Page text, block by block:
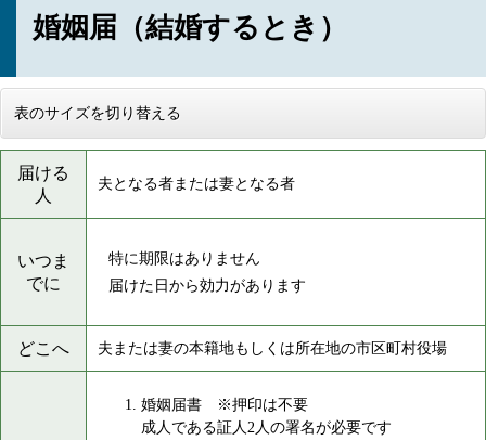
婚姻届（結婚するとき）
表のサイズを切り替える
届ける
人
夫となる者または妻となる者
いつま
でに
特に期限はありません
届けた日から効力があります
どこへ 夫または妻の本籍地もしくは所在地の市区町村役場
婚姻届書 ※押印は不要
成人である証人2人の署名が必要です